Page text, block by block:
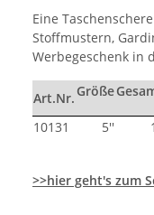
Eine
Stoffmustern,
Werbegeschenk in
Art.Nr. Größe
10131 5''
>>hier geht's zum